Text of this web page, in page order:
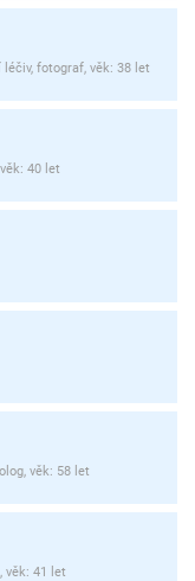
fotograf, věk: 38 let
40 let
věk: 58 let
věk: 41 let